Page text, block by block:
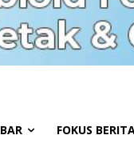
FOKUS